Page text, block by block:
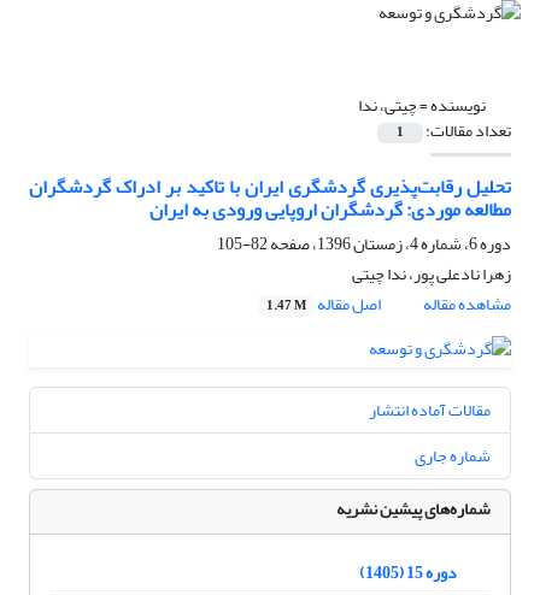
نویسنده =چیتی، ندا
تعداد مقالات: 1
تحلیل رقابت‌پذیری گردشگری ایران با تاکید بر ادراک گردشگران
مطالعه موردی: گردشگران اروپایی ورودی به ایران
دوره 6، شماره 4، زمستان 1396، صفحه
82-105
زهرا نادعلی پور، ندا چیتی
مشاهده مقاله
اصل مقاله 1.47 M
مقالات آماده انتشار
شماره جاری
شماره‌های پیشین نشریه
دوره 15 (1405)